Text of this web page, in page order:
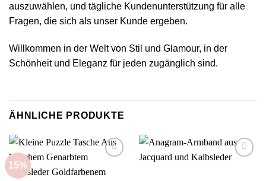
auszuwählen, und tägliche Kundenunterstützung für alle
Fragen, die sich als unser Kunde ergeben.
Willkommen in der Welt von Stil und Glamour, in der
Schönheit und Eleganz für jeden zugänglich sind.
ÄHNLICHE PRODUKTE
15%
wishlist